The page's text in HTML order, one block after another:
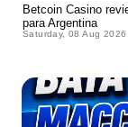
Betcoin Casino
para Argentina
Saturday, 08 Aug 2026